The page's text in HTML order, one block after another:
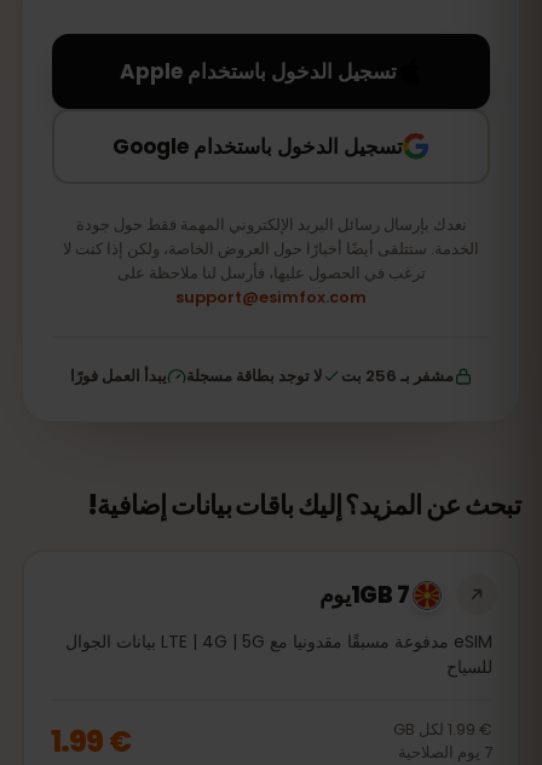
تسجيل الدخول باستخدام Apple
تسجيل الدخول باستخدام Google
نعدك بإرسال رسائل البريد الإلكتروني المهمة فقط حول جودة
الخدمة. ستتلقى أيضًا أخبارًا حول العروض الخاصة، ولكن إذا كنت لا
ترغب في الحصول عليها، فأرسل لنا ملاحظة على
support@esimfox.com
مشفر بـ 256 بت لا توجد بطاقة مسجلة يبدأ العمل فورًا
تبحث عن المزيد؟ إليك باقات بيانات إضافية!
1GB 7يوم
eSIM مدفوعة مسبقًا مقدونيا مع LTE | 4G | 5G بيانات الجوال
للسياح
€ 1.99 لكل GB
7 يوم الصلاحية € 1.99